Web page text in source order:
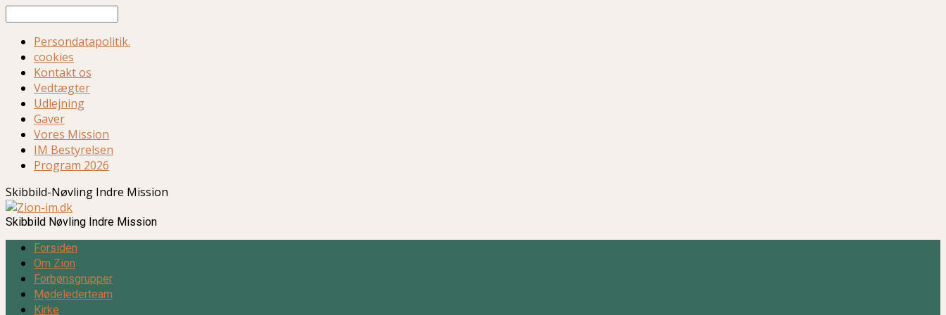
Persondatapolitik.
cookies
Kontakt os
Vedtægter
Udlejning
Gaver
Vores Mission
IM Bestyrelsen
Program 2026
Skibbild-Nøvling Indre Mission
Skibbild Nøvling Indre Mission
Forsiden
Om Zion
Forbønsgrupper
Mødelederteam
Kirke